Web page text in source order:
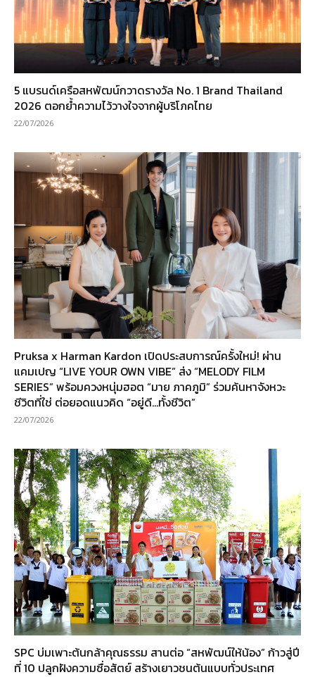
5 แบรนด์เครือสหพัฒน์กวาดรางวัล No. 1 Brand Thailand
2026 ตอกย้ำความไว้วางใจจากผู้บริโภคไทย
22/07/2026
Pruksa x Harman Kardon เปิดประสบการณ์ครั้งใหม่! ผ่าน
แคมเปญ “LIVE YOUR OWN VIBE” ส่ง “MELODY FILM
SERIES” พร้อมควงหนุ่มฮอต “มาย ภาคภูมิ” ร่วมค้นหาจังหวะ
ชีวิตที่ใช่ ต่อยอดแนวคิด “อยู่ดี…ทั้งชีวิต”
22/07/2026
SPC บ่มเพาะต้นกล้าคุณธรรม สานต่อ “สหพัฒน์ให้น้อง” ก้าวสู่ปี
ที่ 10 ปลูกฝังความซื่อสัตย์ สร้างเยาวชนต้นแบบทั่วประเทศ